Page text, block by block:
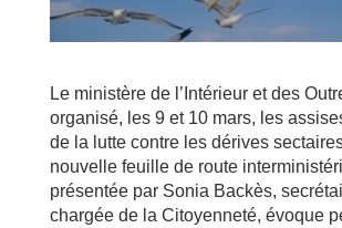
Le ministère de l’Intérieur et des
organisé, les 9 et 10 mars, les
de la lutte contre les dérives
nouvelle feuille de route
présentée par Sonia Backès,
chargée de la Citoyenneté, évoque